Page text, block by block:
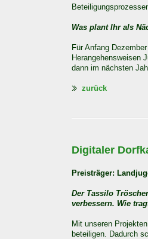
Was plant Ihr als
Für Anfang
Herangehensweisen
dann im nächsten
zurück
Digitaler
Preisträger:
Der Tassilo
verbessern. Wie
Mit unseren
beteiligen. Dadurch